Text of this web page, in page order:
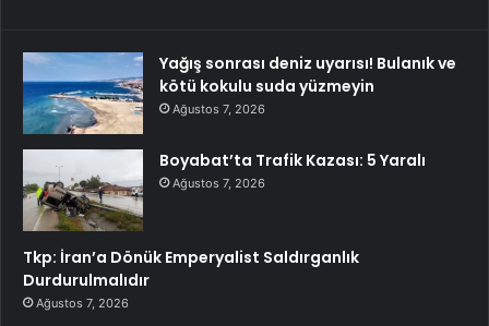
Yağış sonrası deniz uyarısı! Bulanık ve
kötü kokulu suda yüzmeyin
Ağustos 7, 2026
Boyabat’ta Trafik Kazası: 5 Yaralı
Ağustos 7, 2026
Tkp: İran’a Dönük Emperyalist Saldırganlık
Durdurulmalıdır
Ağustos 7, 2026